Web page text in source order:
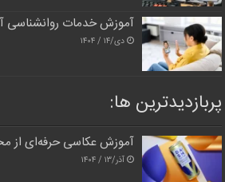
آموزش خدمات روانشناسی
دی/۱۴ / ۱۴۰۴
پربازدیدترین‌ ها:
آموزش عکاسی حرفه‌ای از
آذر/۱۳ / ۱۴۰۴